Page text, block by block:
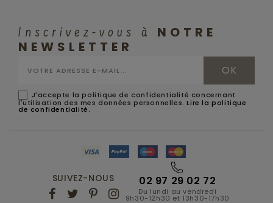
Inscrivez-vous à
NOTRE
NEWSLETTER
J'accepte la politique de confidentialité concernant
l'utilisation des mes données personnelles.Lire la politique
de confidentialité.
SUIVEZ-NOUS 02 97 29 02 72
Du lundi au vendredi
9h30-12h30 et 13h30-17h30